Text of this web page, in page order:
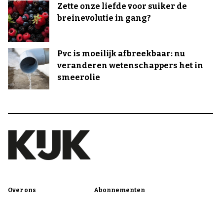
Zette onze liefde voor suiker de
breinevolutie in gang?
Pvc is moeilijk afbreekbaar: nu
veranderen wetenschappers het in
smeerolie
Over ons Abonnementen